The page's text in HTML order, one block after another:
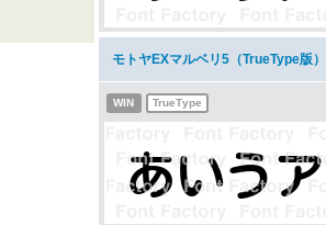
モトヤEXマルベリ5（TrueType版
WIN TrueType